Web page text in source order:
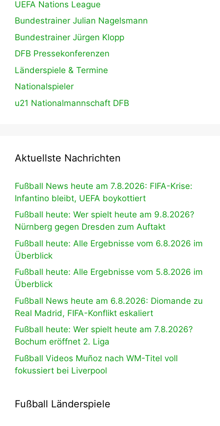
UEFA Nations League
Bundestrainer Julian Nagelsmann
Bundestrainer Jürgen Klopp
DFB Pressekonferenzen
Länderspiele & Termine
Nationalspieler
u21 Nationalmannschaft DFB
Aktuellste Nachrichten
Fußball News heute am 7.8.2026: FIFA-Krise:
Infantino bleibt, UEFA boykottiert
Fußball heute: Wer spielt heute am 9.8.2026?
Nürnberg gegen Dresden zum Auftakt
Fußball heute: Alle Ergebnisse vom 6.8.2026 im
Überblick
Fußball heute: Alle Ergebnisse vom 5.8.2026 im
Überblick
Fußball News heute am 6.8.2026: Diomande zu
Real Madrid, FIFA-Konflikt eskaliert
Fußball heute: Wer spielt heute am 7.8.2026?
Bochum eröffnet 2. Liga
Fußball Videos Muñoz nach WM-Titel voll
fokussiert bei Liverpool
Fußball Länderspiele